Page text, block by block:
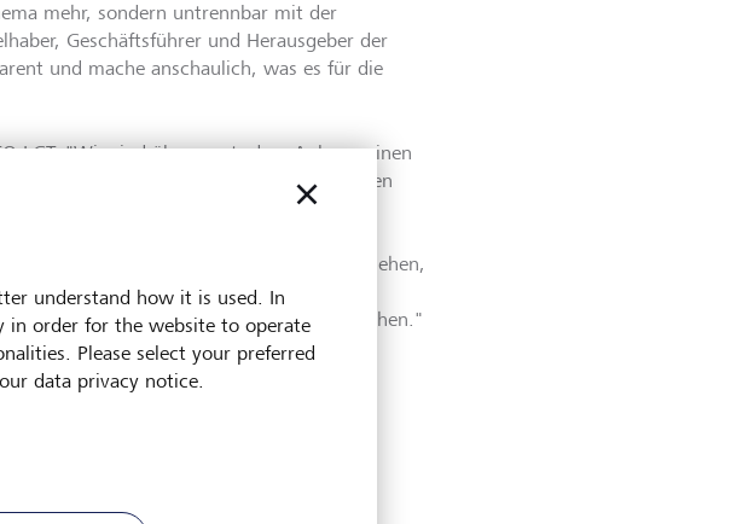
mehr, sondern untrennbar mit der
Geschäftsführer und Herausgeber der
und mache anschaulich, was es für die
LGT: "Wir sind überzeugt, dass Anleger einen
von Umwelt und Gesellschaft leisten
Jahren grosse Anstrengungen
Privatkunden einfach, transparent und
höchstbewertete Bank aus dem Rennen gehen,
positiv und differenziert
unseren Weg konsequent weiterzugehen."
understand how it is used. In
in order for the website to operate
Please select your preferred
data privacy notice.